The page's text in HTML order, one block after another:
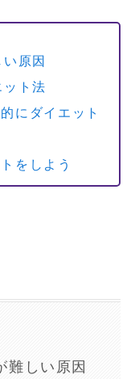
原因
ット法
にダイエット
をしよう
難しい原因